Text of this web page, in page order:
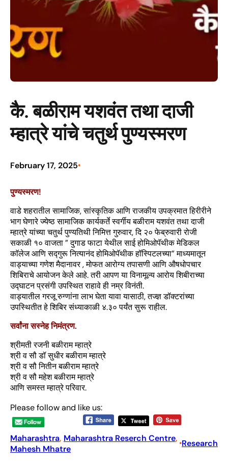
कै. बळीराम यशवंत तथा दाजी
म्हात्रे यांचे चतुर्थ पुण्यस्मरण
February 17, 2025•
पुण्यस्मरण!
वाडे शहरातील सामाजिक, सांस्कृतिक आणि राजकीय उपक्रमात हिरीरीने
भाग घेणारे ज्येष्ठ सामाजिक कार्यकर्ते स्वर्गीय बळीराम यशवंत तथा दाजी
म्हात्रे यांच्या चतुर्थ पुण्यतिथी निमित्त गुरुवार, दि २० फेब्रुवारी रोजी
सकाळी १० वाजता ” दुगाड फाटा येथील साई होमिओपॅथीक मेडिकल
काॅलेज आणि सद्गुरू नित्यानंद होमिओपॅथीक हॉस्पिटलच्या” माध्यमातून
वाड्याच्या गणेश मैदानावर , मोफत आरोग्य तपासणी आणि औषधोपचार
शिबिराचे आयोजन केले आहे. तरी आपण या विनामूल्य आरोय शिबीराच्या
उद्घाटन प्रसंगी उपस्थित राहावे ही नम्र विनंती.
वाड्यातील गरजू रुग्णांना लाभ घेता यावा यासाठी, तज्ज्ञ डॉक्टरांच्या
उपस्थितीत हे शिबिर संध्याकाळी ४.३० पर्यंत सुरू राहील.
सर्वांना सस्नेह निमंत्रण.
श्रीमती रजनी बळीराम म्हात्रे
श्री व सौ डॉ सुधीर बळीराम म्हात्रे
श्री व सौ नितीन बळीराम म्हात्रे
श्री व सौ महेश बळीराम म्हात्रे
आणि समस्त म्हात्रे परिवार.
Please follow and like us:
Maharashtra, Maharashtra Reserch Centre
Mahesh Mhatre
•Research